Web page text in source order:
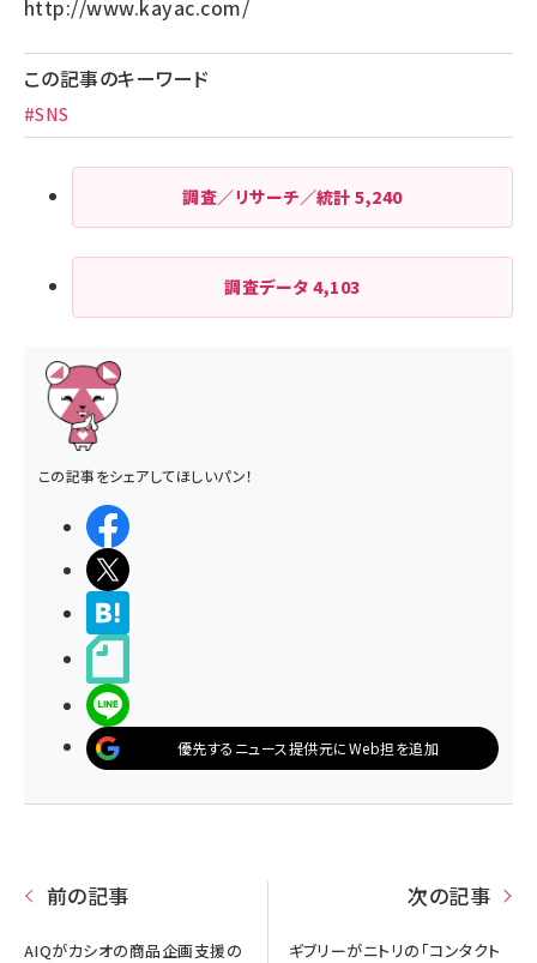
http://www.kayac.com/
この記事のキーワード
#SNS
調査／リサーチ／統計5,240
調査データ4,103
この記事をシェアしてほしいパン！
優先するニュース提供元にWeb担を追加
前の記事
AIQがカシオの商品企画支援の
次の記事
ギブリーがニトリの「コンタクト